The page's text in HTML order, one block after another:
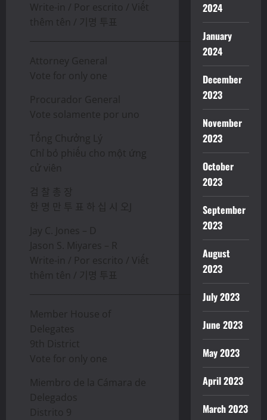
Write-in / Por escrito / Viết
thêm tên / 기명 투표
________________________________________________
Attorney General
Vote for only one
Procurador General
Vote solamente por uno
Tổng Chưởng Lý
Chỉ bỏ phiếu cho một ứng
cử viên
검 찰 총 장
한 명 만 투 표 하 십 시 오J
Jay C. Jones – D
Jason S. Miyares – R
Write-in / Por escrito / Viết
thêm tên / 기명 투표
________________________________________________
Member House of
Delegates
9th District
Vote for only one
Miembro de la Cámara de
Delegados
Distrito 9
2024
January
2024
December
2023
November
2023
October
2023
September
2023
August
2023
July 2023
June 2023
May 2023
April 2023
March 2023